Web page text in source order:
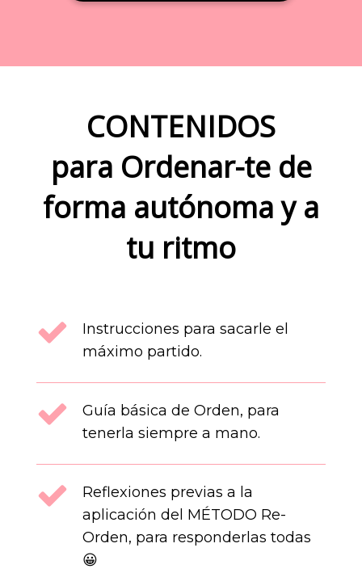
CONTENIDOS
para Ordenar-te de
forma autónoma y a
tu ritmo
Instrucciones para sacarle el
máximo partido.
Guía básica de Orden, para
tenerla siempre a mano.
Reflexiones previas a la
aplicación del MÉTODO Re-
Orden, para responderlas todas
😀